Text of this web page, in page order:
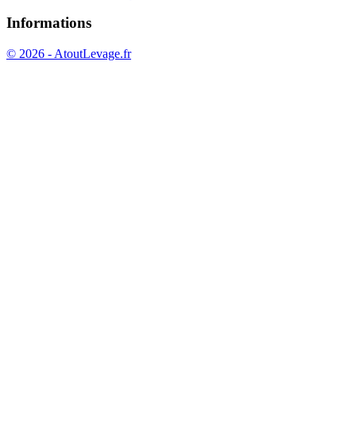
Informations
© 2026 - AtoutLevage.fr